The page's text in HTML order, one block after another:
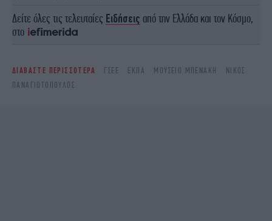
Δείτε όλες τις τελευταίες Ειδήσεις από την Ελλάδα και τον Κόσμο,
στο
ΔΙΑΒΑΣΤΕ ΠΕΡΙΣΣΟΤΕΡΑ ΓΣΕΕ ΕΚΠΑ ΜΟΥΣΕΊΟ ΜΠΕΝΆΚΗ
ΝΊΚΟΣ
ΠΑΝΑΓΙΩΤΌΠΟΥΛΟΣ